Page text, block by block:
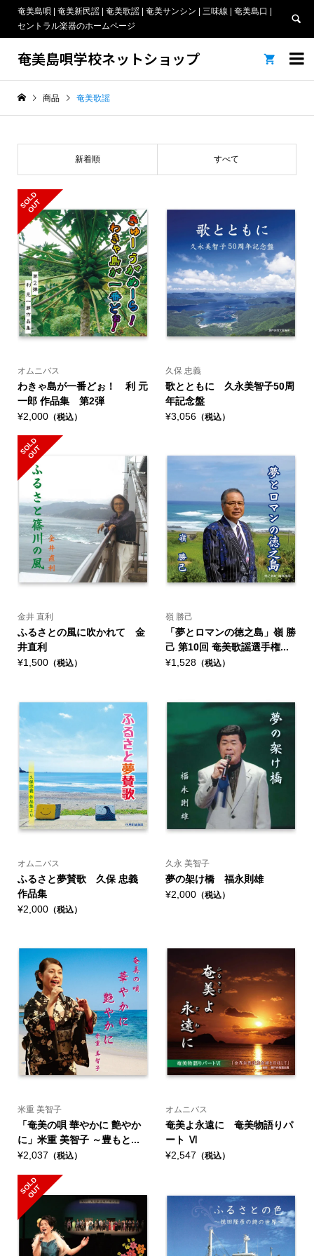
奄美島唄 | 奄美新民謡 | 奄美歌謡 | 奄美サンシン | 三味線 | 奄美島口 |
セントラル楽器のホームページ

奄美島唄学校ネットショップ 
商品 奄美歌謡
新着順 すべて
S
O
L
D
O
U
T
オムニバス
わきゃ島が一番どぉ！ 利 元
一郎 作品集 第2弾
¥2,000（税込）
久保 忠義
歌とともに 久永美智子50周
年記念盤
¥3,056 （税込）
S
O
L
D
O
U
T
金井 直利
ふるさとの風に吹かれて 金
井直利
¥1,500（税込）
嶺 勝己
「夢とロマンの徳之島」嶺 勝
己 第10回 奄美歌謡選手権...
¥1,528 （税込）
オムニバス
ふるさと夢賛歌 久保 忠義
作品集
¥2,000（税込）
久永 美智子
夢の架け橋 福永則雄
¥2,000 （税込）
米重 美智子
「奄美の唄 華やかに 艶やか
に」米重 美智子 ～豊もと...
¥2,037 （税込）
オムニバス
奄美よ永遠に 奄美物語りパ
ート Ⅵ
¥2,547 （税込）
S
O
L
D
O
U
T